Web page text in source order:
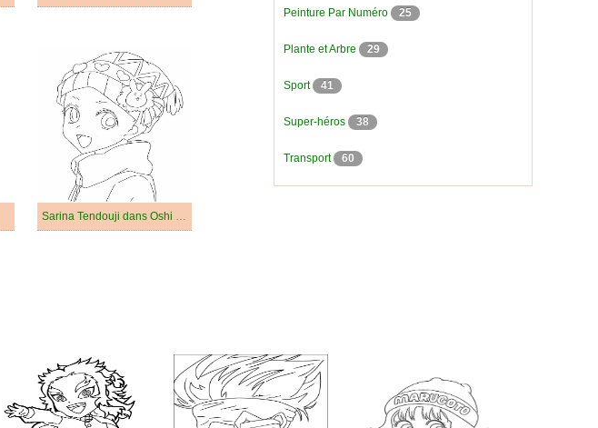
Sarina Tendouji dans Oshi No Ko
Peinture Par Numéro 25
Plante et Arbre 29
Sport 41
Super-héros 38
Transport 60